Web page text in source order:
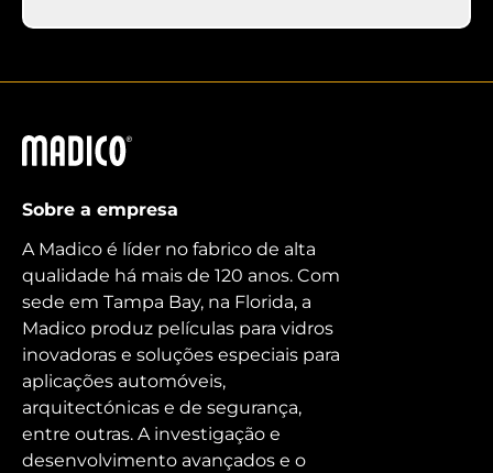
Madico
Sobre a empresa
A Madico é líder no fabrico de alta
qualidade há mais de 120 anos. Com
sede em Tampa Bay, na Florida, a
Madico produz películas para vidros
inovadoras e soluções especiais para
aplicações automóveis,
arquitectónicas e de segurança,
entre outras. A investigação e
desenvolvimento avançados e o